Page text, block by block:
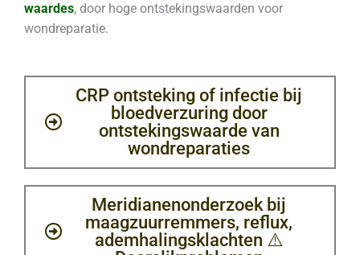
waardes, door hoge ontstekingswaarden voor
wondreparatie.
CRP ontsteking of infectie bij
bloedverzuring door
ontstekingswaarde van
wondreparaties
Meridianenonderzoek bij
maagzuurremmers, reflux,
ademhalingsklachten ⚠️